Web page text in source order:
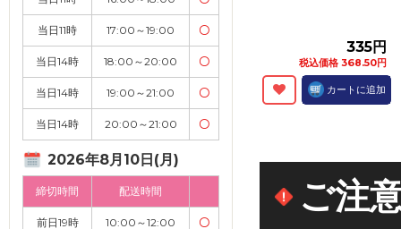
当日11時 17:00～19:00 〇
当日14時 18:00～20:00 〇
当日14時 19:00～21:00 〇
当日14時 20:00～21:00 〇
2026年8月10日(月)
締切時間 配送時間
前日19時 10:00～12:00 〇
335円
税込価格 368.50円
カートに追加
ご注